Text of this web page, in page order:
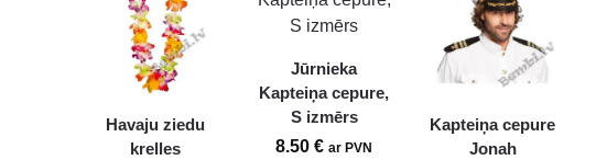
Havaju ziedu
krelles
Jūrnieka
Kapteiņa cepure,
S izmērs
8.50€ ar PVN
Kapteiņa cepure
Jonah